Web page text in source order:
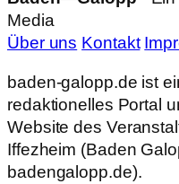
Media
Über uns Kontakt
baden-galopp.de ist
redaktionelles Portal
Website des
Iffezheim (Baden
badengalopp.de).